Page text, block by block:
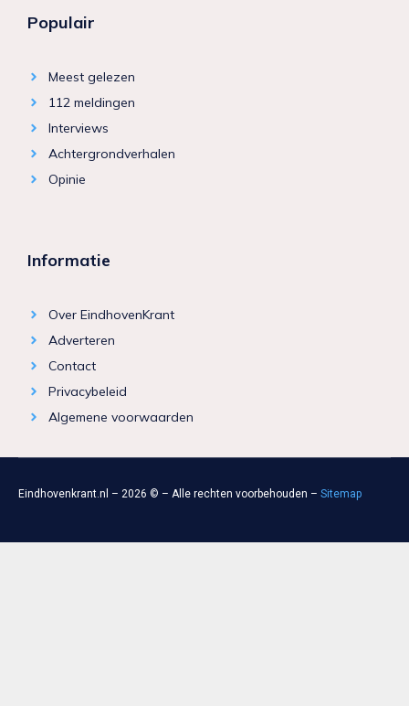
Populair
Meest gelezen
112 meldingen
Interviews
Achtergrondverhalen
Opinie
Informatie
Over EindhovenKrant
Adverteren
Contact
Privacybeleid
Algemene voorwaarden
Eindhovenkrant.nl – 2026 © – Alle rechten voorbehouden – Sitemap